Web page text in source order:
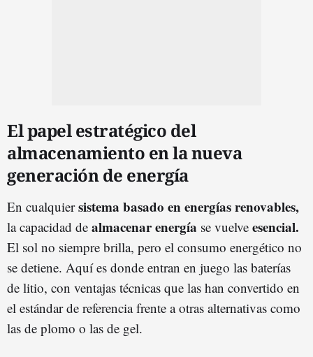
El papel estratégico del
almacenamiento en la nueva
generación de energía
En cualquiersistema basado en energías renovables,
la capacidad de almacenar energía se vuelve esencial.
El sol no siempre brilla, pero el consumo energético no
se detiene. Aquí es donde entran en juego las baterías
de litio, con ventajas técnicas que las han convertido en
el estándar de referencia frente a otras alternativas como
las de plomo o las de gel.